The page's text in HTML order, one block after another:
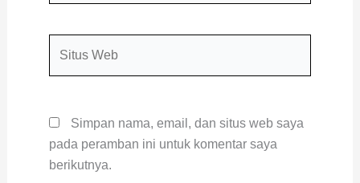
Simpan nama, email, dan situs web saya
pada peramban ini untuk komentar saya
berikutnya.